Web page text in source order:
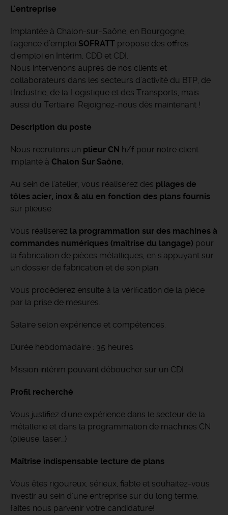
L'entreprise
Implantée à Chalon-sur-Saône, en Bourgogne,
l’agence d’emploi SOFRATT propose des offres
d'emploi en Intérim, CDD et CDI.
Nous intervenons auprès de nos clients et
collaborateurs dans les secteurs d'activité du BTP, de
l'Industrie, de la Logistique et des Transports, mais
aussi du Tertiaire. Rejoignez-nous dès maintenant !
Description du poste
Nous recrutons un plieur CN h/f pour notre client
implanté à Chalon Sur Saône.
Au sein de l'atelier, vous réaliserez des pliages de
tôles acier, inox & alu en fonction des plans fournis
sur plieuse.
Vous réaliserez la programmation sur des machines à
commandes numériques (maîtrise du langage) pour
la fabrication de pièces métalliques, en s'appuyant sur
un dossier de fabrication et de son plan.
Vous procéderez ensuite à la vérification de la pièce
par la prise de mesures.
Salaire selon expérience et compétences.
Durée hebdomadaire : 35 heures
Mission intérim pouvant déboucher sur un CDI
Profil recherché
Vous justifiez d'une expérience dans le secteur de la
métallerie et dans la programmation de machines CN
(plieuse, laser…)
Maîtrise indispensable lecture de plans
Vous êtes rigoureux, sérieux, fiable et souhaitez-vous
investir au sein d'une entreprise sur du long terme,
faites nous parvenir votre candidature!